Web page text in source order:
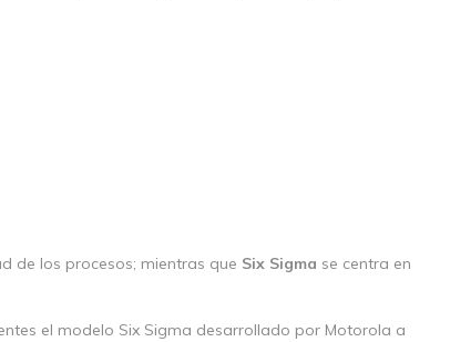
de los procesos; mientras que Six Sigma se centra en
el modelo Six Sigma desarrollado por Motorola a